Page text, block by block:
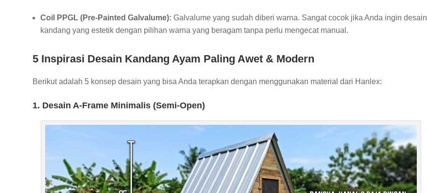
Coil PPGL (Pre-Painted Galvalume): Galvalume yang sudah diberi warna. Sangat cocok jika Anda ingin desain
kandang yang estetik dengan pilihan warna yang beragam tanpa perlu mengecat manual.
5 Inspirasi Desain Kandang Ayam Paling Awet & Modern
Berikut adalah 5 konsep desain yang bisa Anda terapkan dengan menggunakan material dari Hanlex:
1. Desain A-Frame Minimalis (Semi-Open)